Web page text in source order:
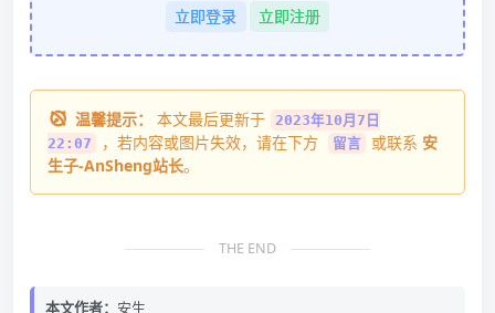
立即登录 立即注册
温馨提示： 本文最后更新于 2023年10月7日
22:07
，若内容或图片失效，请在下方 留言 或联系 安
生子-AnSheng站长。
THE END
本文作者： 安生